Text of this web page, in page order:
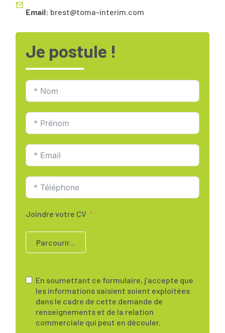
Email: brest@toma-interim.com
Je postule !
Joindre votre CV
Parcourir...
En soumettant ce formulaire, j'accepte que
les informations saisient soient exploitées
dans le cadre de cette demande de
renseignements et de la relation
commerciale qui peut en découler.